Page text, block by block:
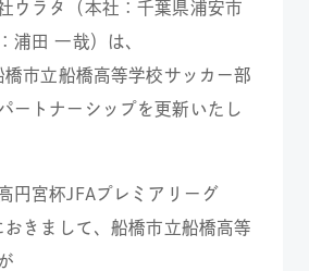
ウラタ（本社：千葉県浦安市
浦田 一哉）は、
市立船橋高等学校サッカー部
ートナーシップを更新いたし
円宮杯JFAプレミアリーグ
きまして、船橋市立船橋高等